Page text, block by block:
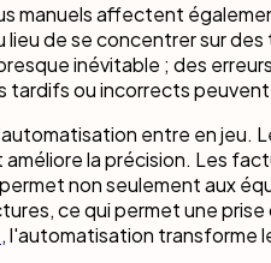
manuels affectent
de se concentrer sur
inévitable ; des
tardifs ou incorrects
entre en jeu.
la précision. Les
non seulement aux
ce qui permet une prise
, l'automatisation transforme